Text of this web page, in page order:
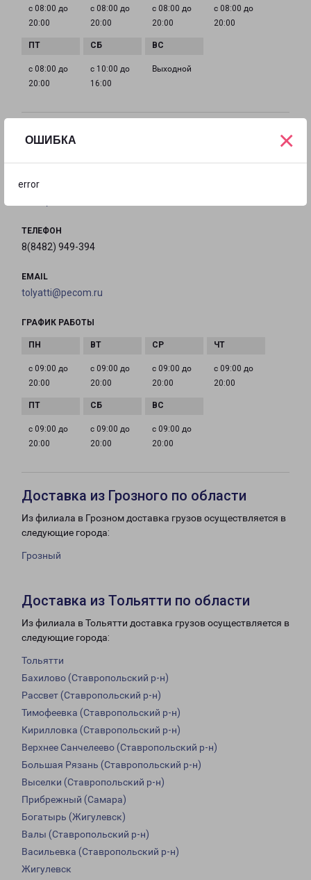
ОШИБКА
error
×
с 08:00 до
20:00
с 08:00 до
20:00
с 08:00 до
20:00
с 08:00 до
20:00
с 08:00 до
20:00
с 10:00 до
16:00
Выходной
ЖИГУЛЕВСК ПРИВОЛЖСКАЯ 17
ТЕЛЕФОН
8(8482) 949-394
EMAIL
tolyatti@pecom.ru
ГРАФИК РАБОТЫ
с 09:00 до
20:00
с 09:00 до
20:00
с 09:00 до
20:00
с 09:00 до
20:00
с 09:00 до
20:00
с 09:00 до
20:00
с 09:00 до
20:00
Доставка из Грозного по области
Из филиала в Грозном доставка грузов осуществляется в
следующие города:
Грозный
Доставка из Тольятти по области
Из филиала в Тольятти доставка грузов осуществляется в
следующие города:
Тольятти
Бахилово (Ставропольский р-н)
Рассвет (Ставропольский р-н)
Тимофеевка (Ставропольский р-н)
Кирилловка (Ставропольский р-н)
Верхнее Санчелеево (Ставропольский р-н)
Большая Рязань (Ставропольский р-н)
Выселки (Ставропольский р-н)
Прибрежный (Самара)
Богатырь (Жигулевск)
Валы (Ставропольский р-н)
Васильевка (Ставропольский р-н)
Жигулевск